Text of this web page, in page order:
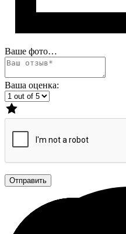
Ваше фото…
Ваша оценка:
Отправить